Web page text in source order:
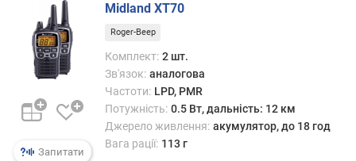
з
а
п
о
у
л
р
Запитати
Midland XT70
Roger-Beep
Комплект: 2 шт.
Зв'язок: аналогова
Частоти: LPD, PMR
Потужність: 0.5 Вт, дальність: 12 км
Джерело живлення: акумулятор, до 18 год
Вага рації: 113 г